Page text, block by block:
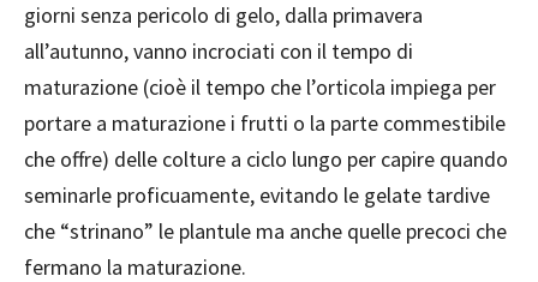
giorni senza pericolo di gelo, dalla primavera
all’autunno, vanno incrociati con il tempo di
maturazione (cioè il tempo che l’orticola impiega per
portare a maturazione i frutti o la parte commestibile
che offre) delle colture a ciclo lungo per capire quando
seminarle proficuamente, evitando le gelate tardive
che “strinano” le plantule ma anche quelle precoci che
fermano la maturazione.